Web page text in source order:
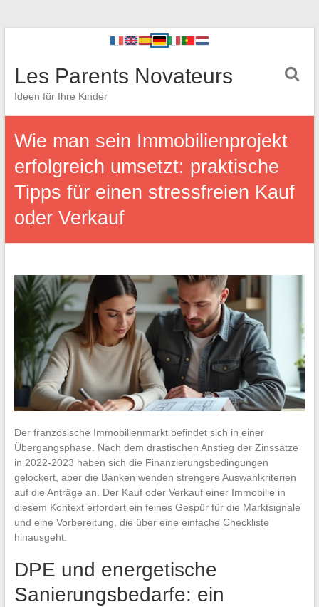
Les Parents Novateurs
Ideen für Ihre Kinder
Wie man sein Immobilienprojekt
erfolgreich umsetzt: praktische
Tipps für einen stressfreien Kauf
oder Verkauf
Der französische Immobilienmarkt befindet sich in einer
Übergangsphase. Nach dem drastischen Anstieg der Zinssätze
in 2022-2023 haben sich die Finanzierungsbedingungen
gelockert, aber die Banken wenden strengere Auswahlkriterien
auf die Anträge an. Der Kauf oder Verkauf einer Immobilie in
diesem Kontext erfordert ein feines Gespür für die Marktsignale
und eine Vorbereitung, die über eine einfache Checkliste
hinausgeht.
DPE und energetische
Sanierungsbedarfe: ein